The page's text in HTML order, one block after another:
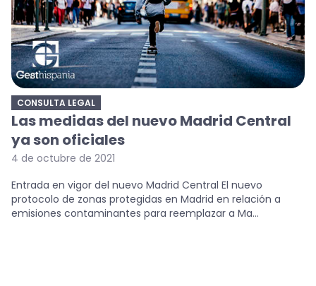
CONSULTA LEGAL
Las medidas del nuevo Madrid Central
ya son oficiales
4 de octubre de 2021
Entrada en vigor del nuevo Madrid Central El nuevo
protocolo de zonas protegidas en Madrid en relación a
emisiones contaminantes para reemplazar a Ma...